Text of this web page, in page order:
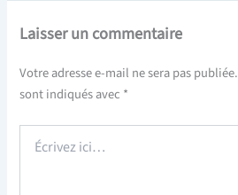
Laisser un commentaire
Votre adresse e-mail ne sera pas publiée.
sont indiqués avec *
ici…